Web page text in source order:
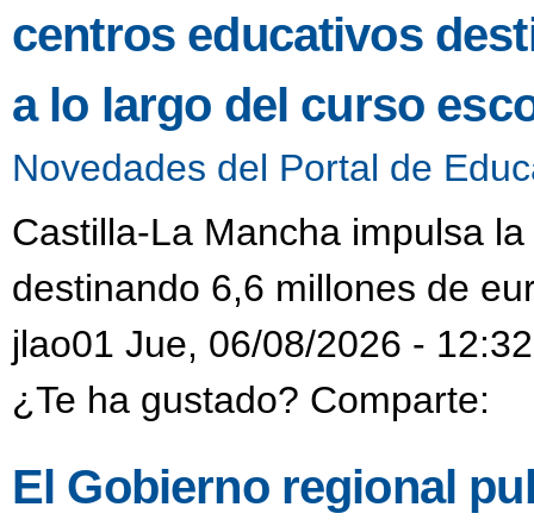
centros educativos
a lo largo del curso
Novedades del Portal de
Castilla-La Mancha impulsa
destinando 6,6 millones de
jlao01 Jue, 06/08/2026 - 12:32
¿Te ha gustado? Comparte:
El Gobierno regional